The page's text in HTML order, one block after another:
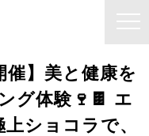
催】美と健康を
グ体験🍷🍫 エ
ショコラで、